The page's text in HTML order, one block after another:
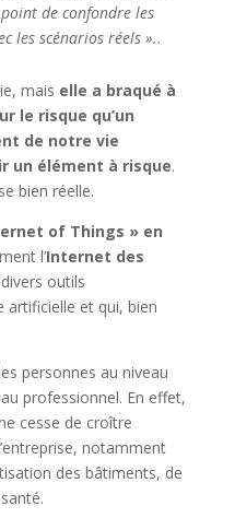
de confondre les
les scénarios réels »..
mais elle a braqué à
le risque qu’un
de notre vie
un élément à risque.
bien réelle.
of Things » en
l’Internet des
outils
artificielle et qui, bien
personnes au niveau
professionnel. En effet,
cesse de croître
notamment
des bâtiments, de